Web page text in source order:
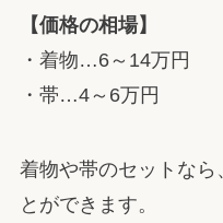
【価格の相場】
・着物…6～14万円
・帯…4～6万円
着物や帯のセットなら
とができます。